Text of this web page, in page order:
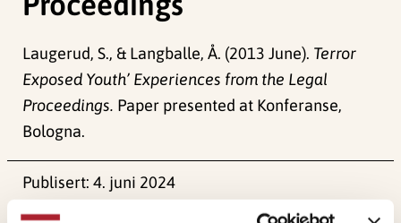
Laugerud, S., & Langballe, Å. (2013 June). Terror
Exposed Youth’ Experiences from the Legal
Proceedings. Paper presented at Konferanse,
Bologna.
Publisert:4. juni 2024
Sist redigert: